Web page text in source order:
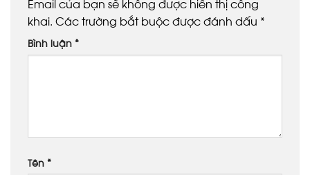
Email của bạn sẽ không được hiển thị công
khai. Các trường bắt buộc được đánh dấu *
Bình luận *
Tên *